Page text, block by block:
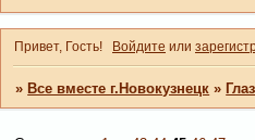
Привет, Гость! Войдите или
»Все вместе г.Новокузнецк »